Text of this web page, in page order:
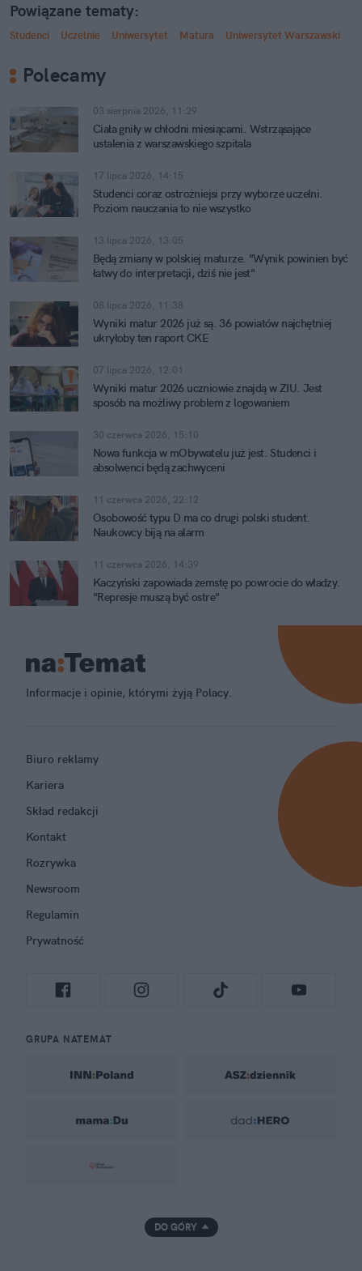
Powiązane tematy:
Studenci Uczelnie Uniwersytet Matura Uniwersytet Warszawski
Polecamy
03 sierpnia 2026, 11:29
Ciała gniły w chłodni miesiącami. Wstrząsające
ustalenia z warszawskiego szpitala
17 lipca 2026, 14:15
Studenci coraz ostrożniejsi przy wyborze uczelni.
Poziom nauczania to nie wszystko
13 lipca 2026, 13:05
Będą zmiany w polskiej maturze. "Wynik powinien być
łatwy do interpretacji, dziś nie jest"
08 lipca 2026, 11:38
Wyniki matur 2026 już są. 36 powiatów najchętniej
ukryłoby ten raport CKE
07 lipca 2026, 12:01
Wyniki matur 2026 uczniowie znajdą w ZIU. Jest
sposób na możliwy problem z logowaniem
30 czerwca 2026, 15:10
Nowa funkcja w mObywatelu już jest. Studenci i
absolwenci będą zachwyceni
11 czerwca 2026, 22:12
Osobowość typu D ma co drugi polski student.
Naukowcy biją na alarm
11 czerwca 2026, 14:39
Kaczyński zapowiada zemstę po powrocie do władzy.
"Represje muszą być ostre"
Informacje i opinie, którymi żyją Polacy.
Biuro reklamy
Kariera
Skład redakcji
Kontakt
Rozrywka
Newsroom
Regulamin
Prywatność
GRUPA NATEMAT
DO GÓRY